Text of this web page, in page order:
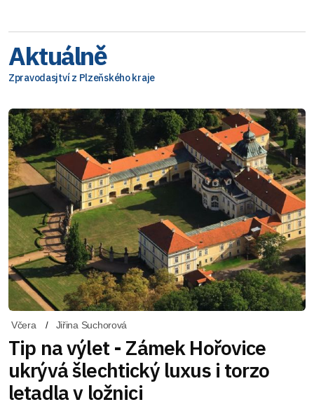
Aktuálně
Zpravodasjtví z Plzeňského kraje
Včera Jiřina Suchorová
Tip na výlet - Zámek Hořovice
ukrývá šlechtický luxus i torzo
letadla v ložnici